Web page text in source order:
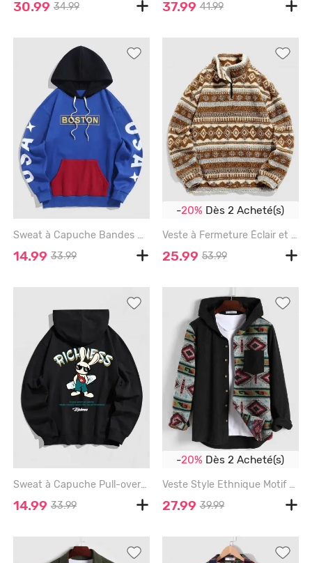
30.99 34.99 37.99 41.99
Sweat à Capuche Bandes de Couleur Unie Unie Unie Unie Unie Unie Tricotée en Laine - BLUE - L
14.99 33.99
-20% Dès 2 Acheté(s)
Veste à Fermeture Éclair et à Imprimé Aztèque Style Ethnique - COFFEE - XXL
25.99 53.99
Sweat à Capuche Pull-over avec Lettre "RICHNESS " - BLACK - 2XL
14.99 33.99
-20% Dès 2 Acheté(s)
Veste Style Ethnique Motif Géométrique en Velours Côtelé - BLACK - M
27.99 39.99